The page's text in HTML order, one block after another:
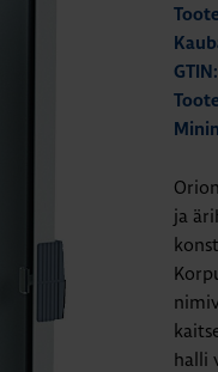
ja
halli